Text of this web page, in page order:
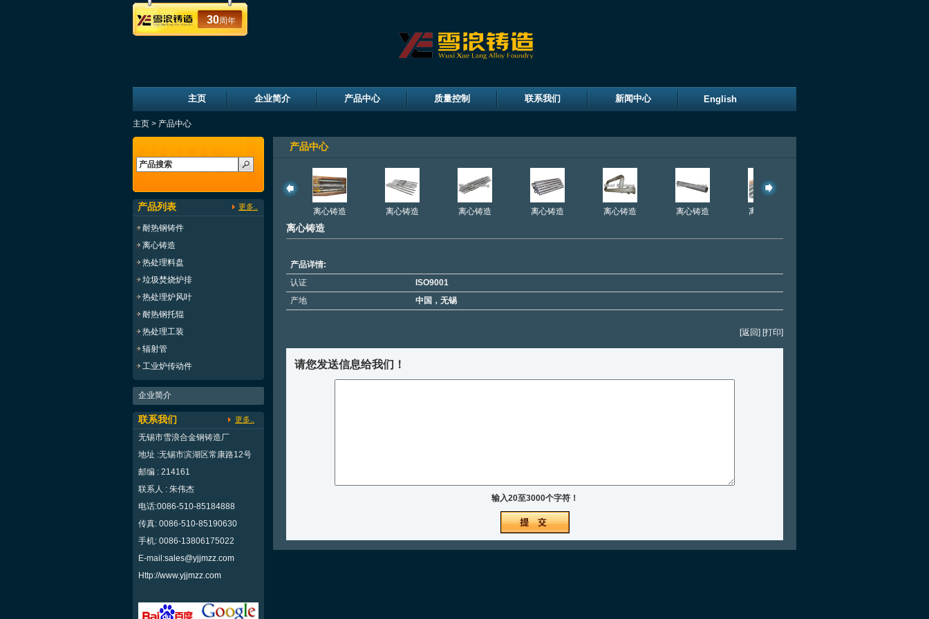
30周年
主页 企业简介 产品中心 质量控制 联系我们 新闻中心 English
主页 > 产品中心
产品列表 更多..
耐热钢铸件
离心铸造
热处理料盘
垃圾焚烧炉排
热处理炉风叶
耐热钢托辊
热处理工装
辐射管
工业炉传动件
企业简介
联系我们 更多..
无锡市雪浪合金钢铸造厂
地址 :无锡市滨湖区常康路12号
邮编 : 214161
联系人 : 朱伟杰
电话:0086-510-85184888
传真: 0086-510-85190630
手机: 0086-13806175022
E-mail:sales@yjjmzz.com
Http://www.yjjmzz.com
产品中心
离心铸造 离心铸造 离心铸造 离心铸造 离心铸造 离心铸造 离心铸造 离心铸造 离心铸造
离心铸造
产品详情:
认证
ISO9001
产地
中国，无锡
[返回] [打印]
请您发送信息给我们！
输入20至3000个字符！